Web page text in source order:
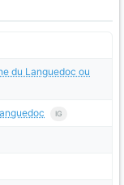
du Languedoc ou
IG